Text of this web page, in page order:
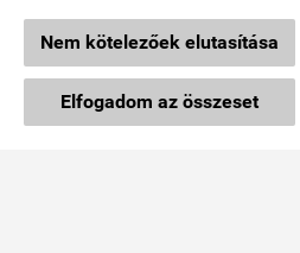
Nem kötelezőek elutasítása
Elfogadom az összeset
Üzemeltető
Vibi Kft.
9024 Győr, Malomszéki u. 3-5.
TELEFON: 06 96 444 600
EGLO HELSINKI kültéri állólámpa
Részletek »